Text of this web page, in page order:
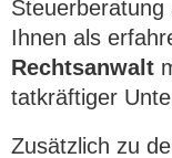
Ihnen als
Rechtsanwalt
tatkräftiger
Zusätzlich zu